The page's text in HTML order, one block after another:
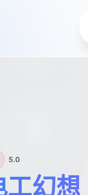
5.0
工幻想